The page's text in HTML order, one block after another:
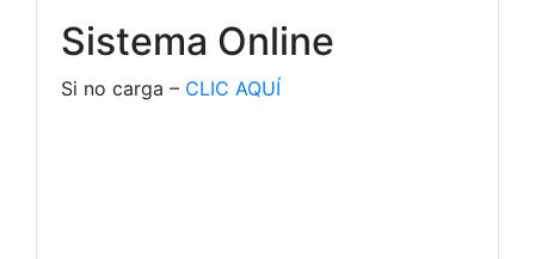
Sistema Online
Si no carga – CLIC AQUÍ